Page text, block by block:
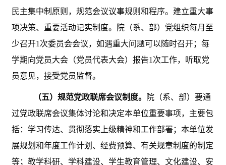
民主集中制原则，规范会议议事规则和程序。建立重大事
项决策、重要活动记实制度。院（系、部）党组织每月至
少召开1次委员会会议，如遇重大问题可以随时召开；每
学期向党员大会（党员代表大会）报告1次工作，听取党
员意见，接受党员监督。
（五）规范党政联席会议制度。
院（系、部）要通
过党政联席会议集体讨论和决定本单位重要事项，主要包
括：学习传达、贯彻落实上级精神和工作部署；本单位发
展规划和年度工作计划、经费预算、有关规章制度的制定
等；教学科研、学科建设、学生教育管理、文化建设、安